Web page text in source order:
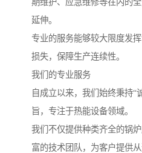
延伸。
专业的服务能够较大限度发
损失，保障生产连续性。
我们的专业服务
自成立以来，我们始终秉持“
旨，专注于热能设备领域。
我们不仅提供种类齐全的锅
富的技术团队，为客户提供